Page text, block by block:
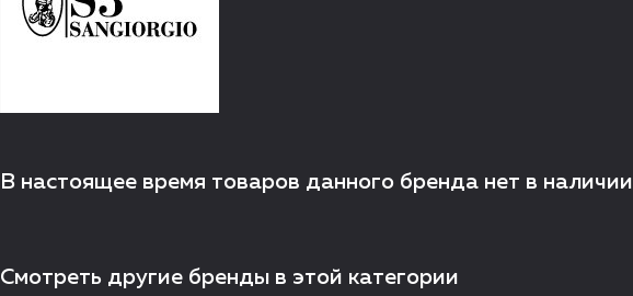
В настоящее время товаров данного бренда нет в наличии
Смотреть другие бренды в этой категории